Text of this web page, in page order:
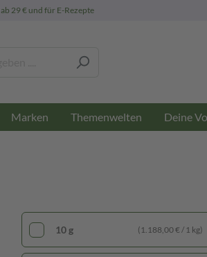
ab 29 € und für E-Rezepte
Marken Themenwelten Deine
10 g (1.188,00 € / 1 kg)